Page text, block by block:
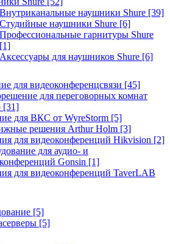
Внутриканальные наушники Shure [39]
Студийные наушники Shure [6]
Профессиональные гарнитуры Shure
[1]
Аксессуары для наушников Shure [6]
для видеоконференцсвязи [45]
для переговорных комнат
[31]
для ВКС от WyreStorm [5]
решения Arthur Holm [3]
для видеоконференций Hikvision [2]
для аудио- и
Gonsin [1]
для видеоконференций TaverLAB
[5]
[5]